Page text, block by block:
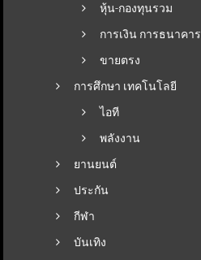
หุ้น-กองทุนรวม
การเงิน การธนาคาร
ขายตรง
การศึกษา เทคโนโลยี
ไอที
พลังงาน
ยานยนต์
ประกัน
กีฬา
บันเทิง